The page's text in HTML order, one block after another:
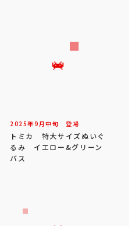
2025年9 月中旬 登場
トミカ 特大サイズぬいぐ
るみ イエロー&グリーン
バス